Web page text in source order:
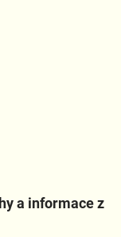
a informace z